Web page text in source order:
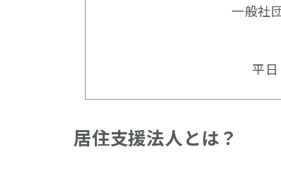
一般社
平
居住支援法人とは？